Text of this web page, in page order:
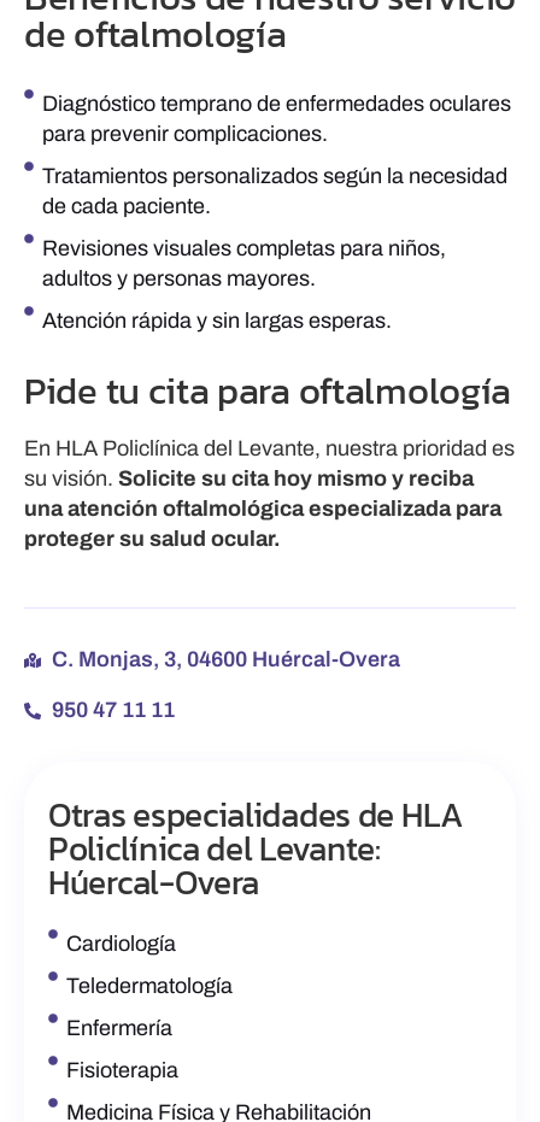
de oftalmología
Diagnóstico temprano de enfermedades oculares
para prevenir complicaciones.
Tratamientos personalizados según la necesidad
de cada paciente.
Revisiones visuales completas para niños,
adultos y personas mayores.
Atención rápida y sin largas esperas.
Pide tu cita para oftalmología
En HLA Policlínica del Levante, nuestra prioridad es
su visión. Solicite su cita hoy mismo y reciba
una atención oftalmológica especializada para
proteger su salud ocular.
C. Monjas, 3, 04600 Huércal-Overa
950 47 11 11
Otras especialidades de HLA
Policlínica del Levante:
Húercal-Overa
Cardiología
Teledermatología
Enfermería
Fisioterapia
Medicina Física y Rehabilitación